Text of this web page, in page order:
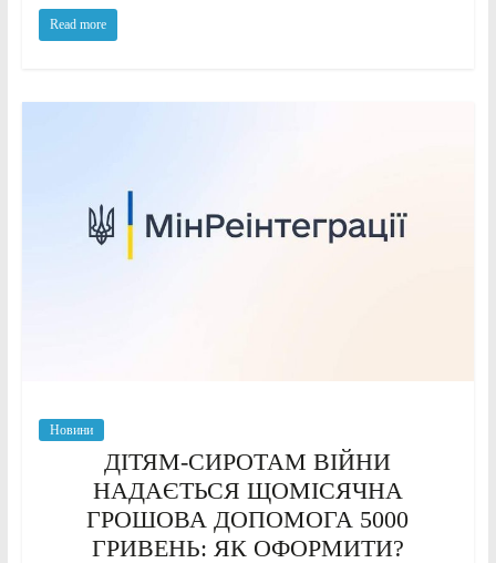
Read more
Новини
ДІТЯМ-СИРОТАМ ВІЙНИ
НАДАЄТЬСЯ ЩОМІСЯЧНА
ГРОШОВА ДОПОМОГА 5000
ГРИВЕНЬ: ЯК ОФОРМИТИ?